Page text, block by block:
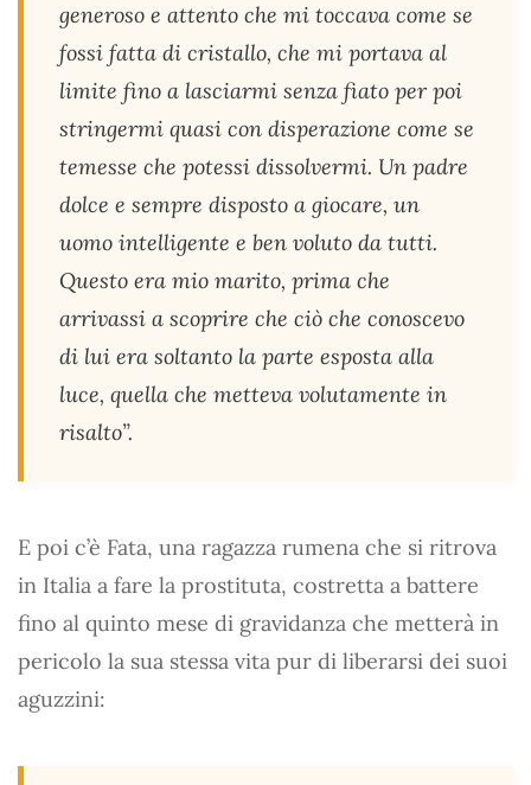
generoso e attento che mi toccava come se
fossi fatta di cristallo, che mi portava al
limite fino a lasciarmi senza fiato per poi
stringermi quasi con disperazione come se
temesse che potessi dissolvermi. Un padre
dolce e sempre disposto a giocare, un
uomo intelligente e ben voluto da tutti.
Questo era mio marito, prima che
arrivassi a scoprire che ciò che conoscevo
di lui era soltanto la parte esposta alla
luce, quella che metteva volutamente in
risalto”.
E poi c’è Fata, una ragazza rumena che si ritrova
in Italia a fare la prostituta, costretta a battere
fino al quinto mese di gravidanza che metterà in
pericolo la sua stessa vita pur di liberarsi dei suoi
aguzzini: